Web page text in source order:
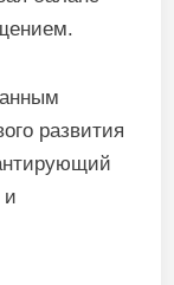
развития
и